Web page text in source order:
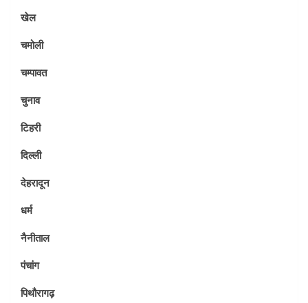
खेल
चमोली
चम्पावत
चुनाव
टिहरी
दिल्ली
देहरादून
धर्म
नैनीताल
पंचांग
पिथौरागढ़